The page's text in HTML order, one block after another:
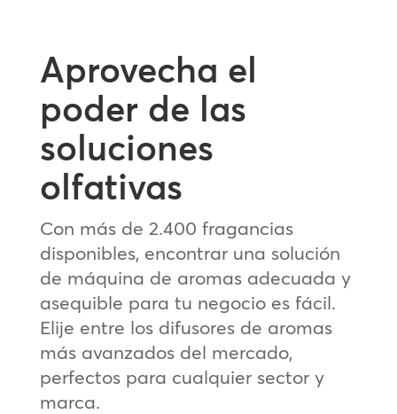
Aprovecha el
poder de las
soluciones
olfativas
Con más de 2.400 fragancias
disponibles, encontrar una solución
de máquina de aromas adecuada y
asequible para tu negocio es fácil.
Elije entre los difusores de aromas
más avanzados del mercado,
perfectos para cualquier sector y
marca.